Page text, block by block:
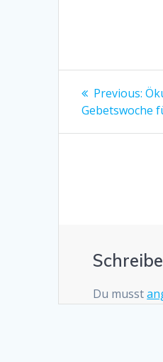
Previous:
Gebetswoche
Du musst